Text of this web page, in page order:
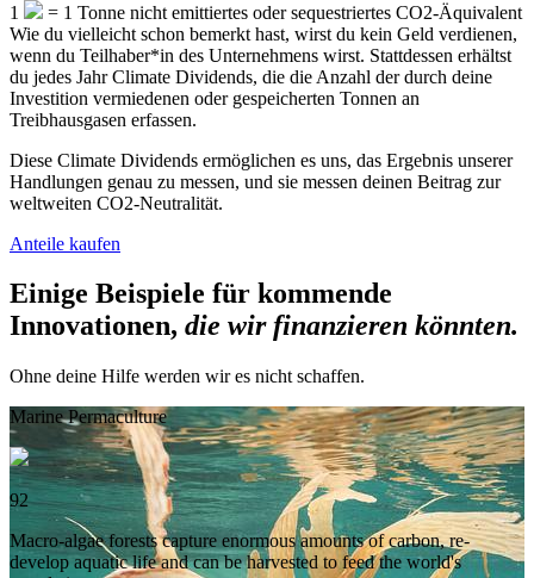
1 = 1 Tonne nicht emittiertes oder sequestriertes CO2-Äquivalent
Wie du vielleicht schon bemerkt hast, wirst du kein Geld verdienen,
wenn du Teilhaber*in des Unternehmens wirst. Stattdessen erhältst
du jedes Jahr Climate Dividends, die die Anzahl der durch deine
Investition vermiedenen oder gespeicherten Tonnen an
Treibhausgasen erfassen.
Diese Climate Dividends ermöglichen es uns, das Ergebnis unserer
Handlungen genau zu messen, und sie messen deinen Beitrag zur
weltweiten CO2-Neutralität.
Anteile kaufen
Einige Beispiele für kommende
Innovationen, die wir finanzieren könnten.
Ohne deine Hilfe werden wir es nicht schaffen.
Marine Permaculture
92
Macro-algae forests capture enormous amounts of carbon, re-
develop aquatic life and can be harvested to feed the world's